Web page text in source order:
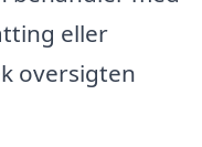
eller
oversigten